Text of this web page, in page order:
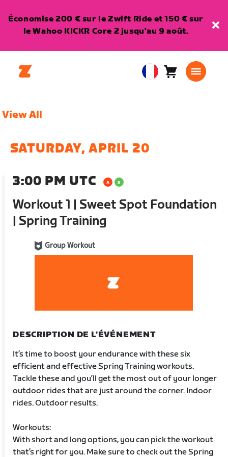
Économise 200 € sur le Zwift Ride et 150 € sur
le Wahoo KICKR Core 2 jusqu'au 9 août.
EuropeanPanier0
View All
SATURDAY, APRIL 20
3:00 PM UTC
Workout 1 | Sweet Spot Foundation
| Spring Training
Group Workout
DESCRIPTION DE L'ÉVÉNEMENT
It’s time to boost your endurance with these six
efficient and effective Spring Training workouts.
Tackle these and you’ll get the most out of your longer
outdoor rides that are just around the corner. Indoor
rides. Outdoor results.
Workouts:
With short and long options, you can pick the workout
that’s right for you. Make sure to check out the Spring